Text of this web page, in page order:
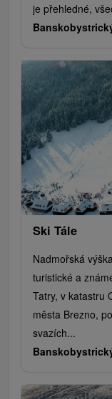
je přehledné,
Ski Tále
Nadmořská
turistické a
Tatry, v katastru
města Brezno,
svazích...